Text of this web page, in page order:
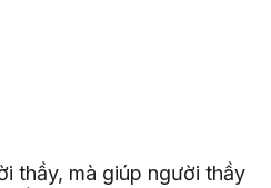
thầy, mà giúp người thầy